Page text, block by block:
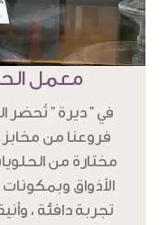
معمل
في " ديرة " تُحضر
فروعنا من
مختارة من
الأذواق
تجربة دافئة ،